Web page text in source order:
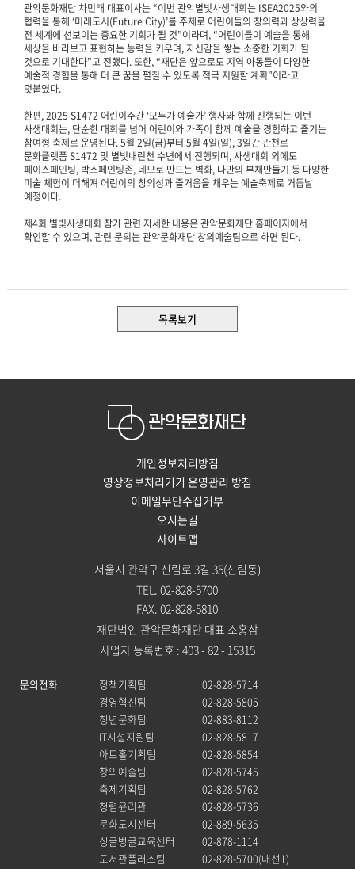
관악문화재단 차민태 대표이사는 “이번 관악별빛사생대회는 ISEA2025와의
협력을 통해 ‘미래도시(Future City)’를 주제로 어린이들의 창의력과 상상력을
전 세계에 선보이는 중요한 기회가 될 것”이라며, “어린이들이 예술을 통해
세상을 바라보고 표현하는 능력을 키우며, 자신감을 쌓는 소중한 기회가 될
것으로 기대한다”고 전했다. 또한, “재단은 앞으로도 지역 아동들이 다양한
예술적 경험을 통해 더 큰 꿈을 펼칠 수 있도록 적극 지원할 계획”이라고
덧붙였다.
한편, 2025 S1472 어린이주간 ‘모두가 예술가’ 행사와 함께 진행되는 이번
사생대회는, 단순한 대회를 넘어 어린이와 가족이 함께 예술을 경험하고 즐기는
참여형 축제로 운영된다. 5월 2일(금)부터 5월 4일(일), 3일간 관천로
문화플랫폼 S1472 및 별빛내린천 수변에서 진행되며, 사생대회 외에도
페이스페인팅, 박스페인팅존, 네모로 만드는 벽화, 나만의 부채만들기 등 다양한
미술 체험이 더해져 어린이의 창의성과 즐거움을 채우는 예술축제로 거듭날
예정이다.
제4회 별빛사생대회 참가 관련 자세한 내용은 관악문화재단 홈페이지에서
확인할 수 있으며, 관련 문의는 관악문화재단 창의예술팀으로 하면 된다.
목록보기
개인정보처리방침
영상정보처리기기 운영관리 방침
이메일무단수집거부
오시는길
사이트맵
서울시 관악구 신림로 3길 35(신림동)
TEL. 02-828-5700
FAX. 02-828-5810
재단법인 관악문화재단 대표 소홍삼
사업자 등록번호 : 403 - 82 - 15315
문의전화 정책기획팀
02-828-5714
경영혁신팀
02-828-5805
청년문화팀
02-883-8112
IT시설지원팀
02-828-5817
아트홀기획팀
02-828-5854
창의예술팀
02-828-5745
축제기획팀
02-828-5762
청렴윤리관
02-828-5736
문화도시센터
02-889-5635
싱글벙글교육센터
02-878-1114
도서관플러스팀
02-828-5700(내선1)